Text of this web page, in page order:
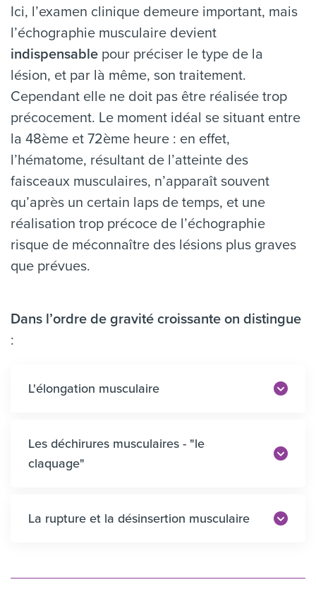
Ici, l’examen clinique demeure important, mais
l’échographie musculaire devient
indispensable pour préciser le type de la
lésion, et par là même, son traitement.
Cependant elle ne doit pas être réalisée trop
précocement. Le moment idéal se situant entre
la 48ème et 72ème heure : en effet,
l’hématome, résultant de l’atteinte des
faisceaux musculaires, n’apparaît souvent
qu’après un certain laps de temps, et une
réalisation trop précoce de l’échographie
risque de méconnaître des lésions plus graves
que prévues.
Dans l’ordre de gravité croissante on distingue
:
L'élongation musculaire
Les déchirures musculaires - "le
claquage"
La rupture et la désinsertion musculaire